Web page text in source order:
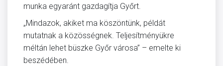
munka egyaránt gazdagítja Győrt.
„Mindazok, akiket ma köszöntünk, példát
mutatnak a közösségnek. Teljesítményükre
méltán lehet büszke Győr városa” – emelte ki
beszédében.